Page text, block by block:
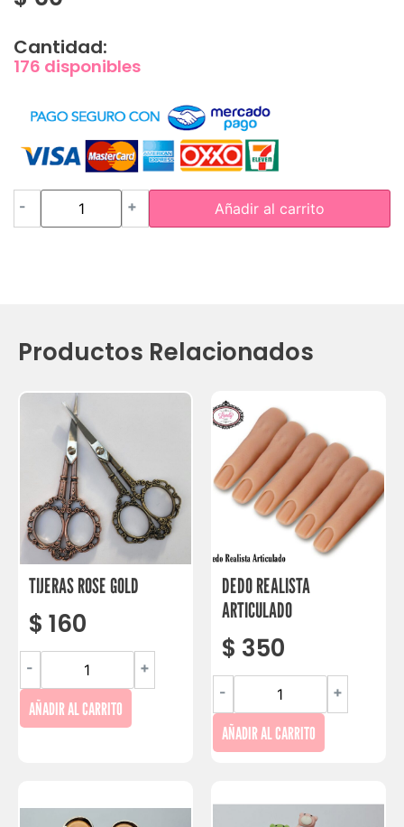
Cantidad:
176 disponibles
- + Añadir al carrito
Productos Relacionados
TIJERAS ROSE GOLD
$ 160
- +
AÑADIR AL CARRITO
DEDO REALISTA
ARTICULADO
$ 350
- +
AÑADIR AL CARRITO